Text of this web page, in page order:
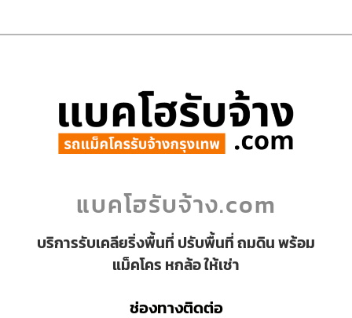
แบคโฮรับจ้าง.com
บริการรับเคลียริ่งพื้นที่ ปรับพื้นที่ ถมดิน พร้อม
แม็คโคร หกล้อ ให้เช่า
ช่องทางติดต่อ